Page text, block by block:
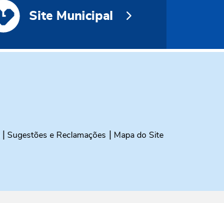
Site Municipal
Sugestões e Reclamações Mapa do Site